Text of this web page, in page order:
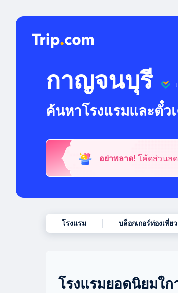
กาญจนบุรี
ค้นหาโรงแรมและตั๋
อย่าพลาด! โค้ดส่วนล
โรงแรม บล็อกเกอร์ท่องเที่ยว
โรงแรมยอดนิยมใ